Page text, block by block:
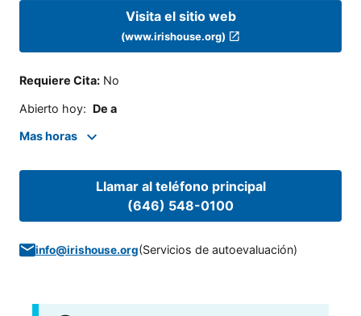
Visita el sitio web
(www.irishouse.org)
Requiere Cita: No
Abierto hoy: De a
Mas horas
Llamar al teléfono principal
(646) 548-0100
info@irishouse.org(Servicios de autoevaluación)